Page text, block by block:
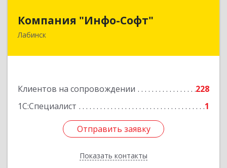
Компания "Инфо-Софт"
Лабинск
Клиентов на сопровождении
228
1С:Специалист
1
Отправить заявку
Показать контакты
Компания "Инфо-Софт"
352500, Краснодарский край, Лабинский р-н,
Отправить заявку
Назад